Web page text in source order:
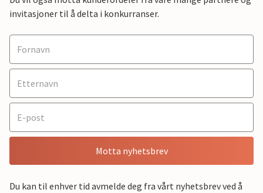
invitasjoner til å delta i konkurranser.
Motta nyhetsbrev
Du kan til enhver tid avmelde deg fra vårt nyhetsbrev ved å